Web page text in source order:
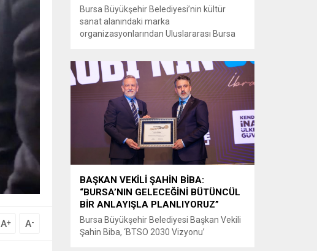
A+ A-
Bursa Büyükşehir Belediyesi’nin kültür
sanat alanındaki marka
organizasyonlarından Uluslararası Bursa
Büyükşehir Belediyesi adına Bursa Kültür
Sanat ve Turizm Vakfı (BKSTV) tarafından
bu yıl 64’üncüsü düzenlenen Uluslararası
Bursa Festivali, sevilen sanatçı Aslı Hünel’i
müzikseverlerle buluşturdu. Uludağ İçecek
ana sponsorluğunda düzenlenen...
BAŞKAN VEKİLİ ŞAHİN BİBA:
“BURSA’NIN GELECEĞİNİ BÜTÜNCÜL
BİR ANLAYIŞLA PLANLIYORUZ”
Bursa Büyükşehir Belediyesi Başkan Vekili
Şahin Biba, ‘BTSO 2030 Vizyonu’